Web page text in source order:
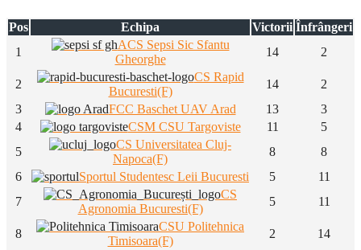
Pos Echipa Victorii Înfrângeri
1
ACS Sepsi Sic Sfantu
Gheorghe
14 2
2
CS Rapid
Bucuresti(F)
14
2
3
FCC Baschet UAV Arad 13
3
4
CSM CSU Targoviste 11
5
5
CS Universitatea Cluj-
Napoca(F)
8
8
6
Sportul Studentesc Leii Bucuresti 5
11
7
CS
Agronomia Bucuresti(F)
5 11
8
CSU Politehnica
Timisoara(F)
2
14